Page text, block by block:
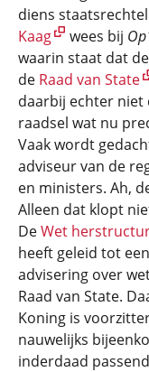
diens
Kaag
wees bij
waarin staat dat
de Raad van State
daarbij echter niet
raadsel wat nu
Vaak wordt
adviseur van de
en ministers. Ah,
Alleen dat klopt
DeWet
heeft geleid tot
advisering over
Raad van State.
Koning is
nauwelijks
inderdaad